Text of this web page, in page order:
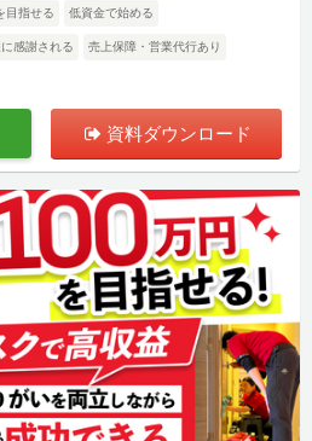
目指せる 低資金で始める
感謝される 売上保障・営業代行あり
資料ダウンロード